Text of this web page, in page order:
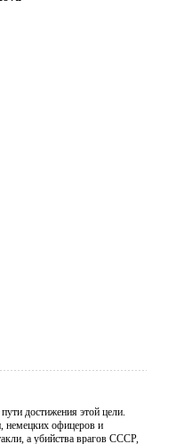
достижения этой цели.
немецких офицеров и
а убийства врагов СССР,